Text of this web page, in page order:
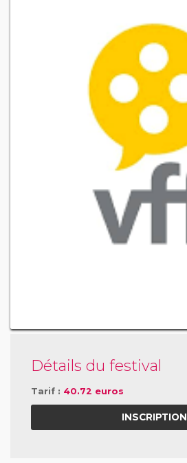
Détails du festival
Tarif : 40.72 euros
INSCRIPTION